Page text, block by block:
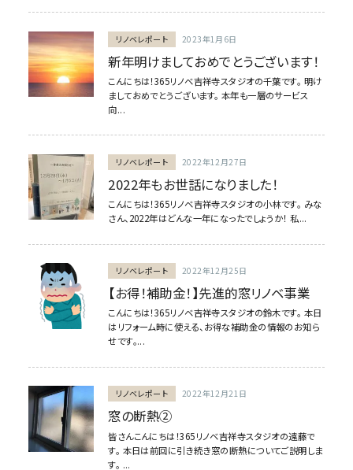
リノベレポート 2023年1月6日
新年明けましておめでとうございます！
こんにちは！365リノベ吉祥寺スタジオの千葉です。 明け
ましておめでとうございます。 本年も一層のサービス
向...
リノベレポート 2022年12月27日
2022年もお世話になりました！
こんにちは！365リノベ吉祥寺スタジオの小林です。 みな
さん、2022年はどんな一年になったでしょうか！ 私...
リノベレポート 2022年12月25日
【お得！補助金！】先進的窓リノベ事業
こんにちは！365リノベ吉祥寺スタジオの鈴木です。 本日
はリフォーム時に使える、お得な補助金の情報のお知ら
せです。...
リノベレポート 2022年12月21日
窓の断熱②
皆さんこんにちは！365リノベ吉祥寺スタジオの遠藤で
す。 本日は前回に引き続き窓の断熱についてご説明しま
す。 ...